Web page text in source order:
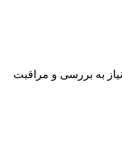
به بررسی و مراقبت